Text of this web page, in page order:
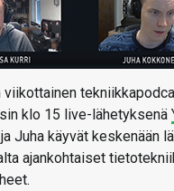
viikottainen
klo 15 live-lähetyksenä
Juha käyvät keskenään
ajankohtaiset